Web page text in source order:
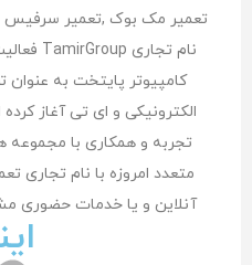
تعمیر مک بوک ,تعمیر سرفیس ,
کامپیوتر پایتخت به
الکترونیکی و ای تی آغاز
تجربه و همکاری با
متعدد امروزه با نام تجاری
آنلاین و یا خدمات حضوری